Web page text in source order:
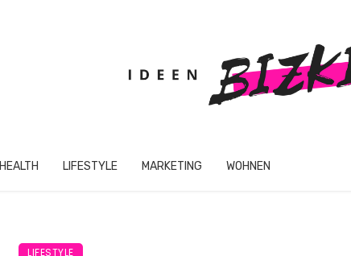
HEALTH LIFESTYLE MARKETING WOHNEN
LIFESTYLE